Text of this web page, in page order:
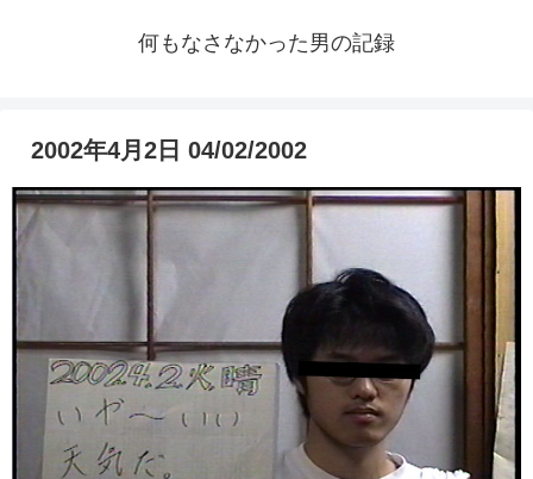
何もなさなかった男の記録
2002年4月2日 04/02/2002